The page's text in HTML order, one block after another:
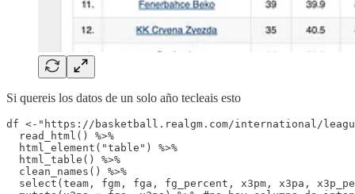
Si quereis los datos de un solo año tecleais esto
df <-"https://basketball.realgm.com/international/league/
  read_html() %>%
  html_element("table") %>%
  html_table() %>%
  clean_names() %>%
select(team, fgm, fga, fg_percent, x3pm, x3pa,